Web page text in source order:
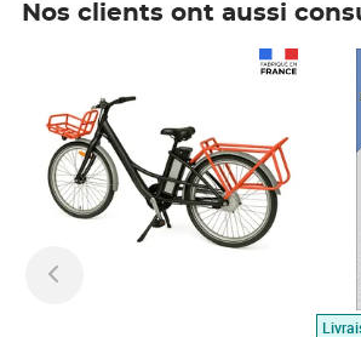
Nos clients ont aussi
Prix